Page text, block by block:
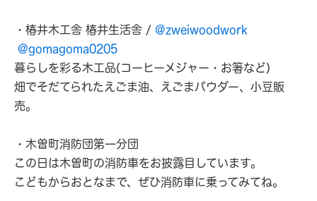
・椿井木工舎 椿井生活舎 / @zweiwoodwork
@gomagoma0205
暮らしを彩る木工品(コーヒーメジャー・お箸など)
畑でそだてられたえごま油、えごまパウダー、小豆販
売。
・木曽町消防団第一分団
この日は木曽町の消防車をお披露目しています。
こどもからおとなまで、ぜひ消防車に乗ってみてね。